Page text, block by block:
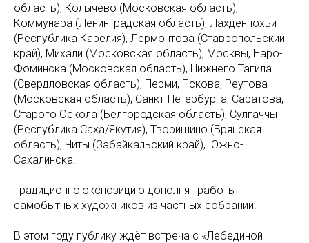
область), Колычево (Московская область),
Коммунара (Ленинградская область), Лахденпохьи
(Республика Карелия), Лермонтова (Ставропольский
край), Михали (Московская область), Москвы, Наро-
Фоминска (Московская область), Нижнего Тагила
(Свердловская область), Перми, Пскова, Реутова
(Московская область), Санкт-Петербурга, Саратова,
Старого Оскола (Белгородская область), Сулгаччы
(Республика Саха/Якутия), Творишино (Брянская
область), Читы (Забайкальский край), Южно-
Сахалинска.
Традиционно экспозицию дополнят работы
самобытных художников из частных собраний.
В этом году публику ждёт встреча с «Лебединой